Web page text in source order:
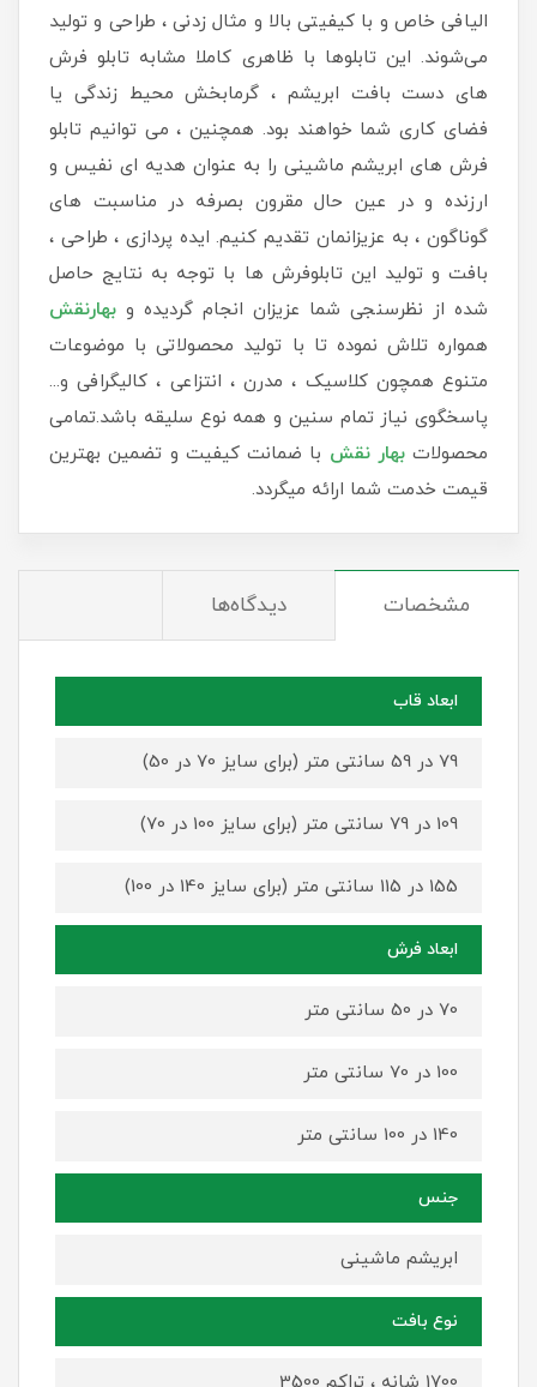
الیافی خاص و با کیفیتی بالا و مثال زدنی ، طراحی و تولید
می‌شوند. این تابلوها با ظاهری کاملا مشابه تابلو فرش
های دست بافت ابریشم ، گرمابخش محیط زندگی یا
فضای کاری شما خواهند بود. همچنین ، می توانیم تابلو
فرش های ابریشم ماشینی را به عنوان هدیه ای نفیس و
ارزنده و در عین حال مقرون بصرفه در مناسبت های
گوناگون ، به عزیزانمان تقدیم کنیم. ایده پردازی ، طراحی ،
بافت و تولید این تابلوفرش ها با توجه به نتایج حاصل
شده از نظرسنجی شما عزیزان انجام گردیده و بهارنقش
همواره تلاش نموده تا با تولید محصولاتی با موضوعات
متنوع همچون کلاسیک ، مدرن ، انتزاعی ، کالیگرافی و...
پاسخگوی نیاز تمام سنین و همه نوع سلیقه باشد.تمامی
محصولاتبهار نقش با ضمانت کیفیت و تضمین بهترین
قیمت خدمت شما ارائه میگردد.
مشخصات دیدگاه‌ها
ابعاد قاب
79 در 59 سانتی متر (برای سایز 70 در 50)
109 در 79 سانتی متر (برای سایز 100 در 70)
155 در 115 سانتی متر (برای سایز 140 در 100)
ابعاد فرش
70 در 50 سانتی متر
100 در 70 سانتی متر
140 در 100 سانتی متر
جنس
ابریشم ماشینی
نوع بافت